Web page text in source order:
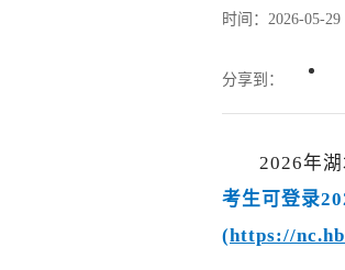
时间：2026-05-29
分享到：
2026年
考生可登录
(https://